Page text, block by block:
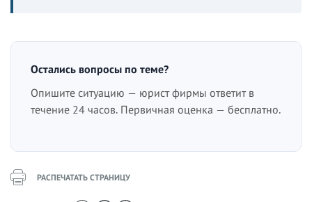
Остались вопросы по теме?
Опишите ситуацию — юрист фирмы ответит в
течение 24 часов. Первичная оценка — бесплатно.
РАСПЕЧАТАТЬ СТРАНИЦУ